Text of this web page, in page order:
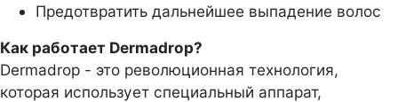
Предотвратить дальнейшее выпадение волос
Как работает Dermadrop?
Dermadrop - это революционная технология,
которая использует специальный аппарат,